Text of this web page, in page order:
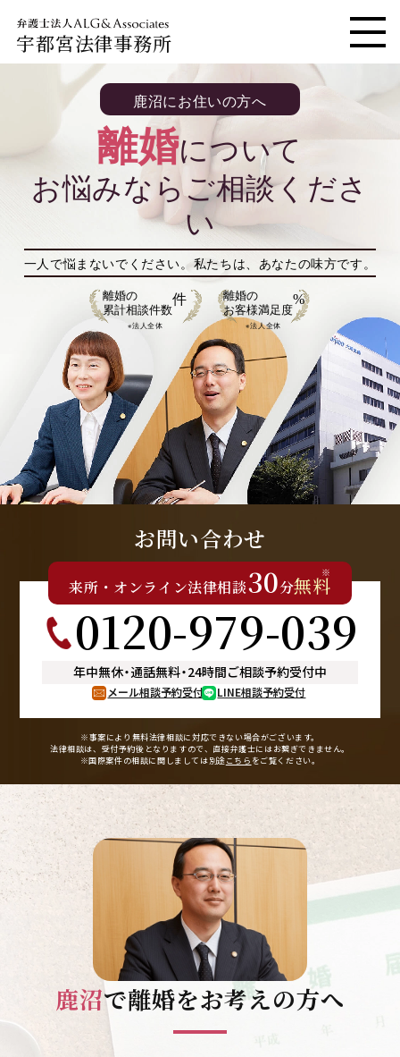
宇都宮法律事務所 メニ
鹿沼にお住いの方へ
離婚について
お悩みならご相談くださ
い
一人で悩まないでください。 私たちは、あなたの味方です。
離婚の
累計相談件数
件
※法人全体
離婚の
お客様満足度
%
※法人全体
お問い合わせ
来所 ・ オンライン法律相談30分無料
※
0120-979-039
年中無休・通話無料・24時間ご相談予約受付中
メール相談予約受付 LINE相談予約受付
※事案により無料法律相談に対応できない場合がございます。
法律相談は、受付予約後となりますので、 直接弁護士にはお繋ぎできません。
※国際案件の相談に関しましては別途こちら をご覧ください。
鹿沼で離婚をお考えの方へ